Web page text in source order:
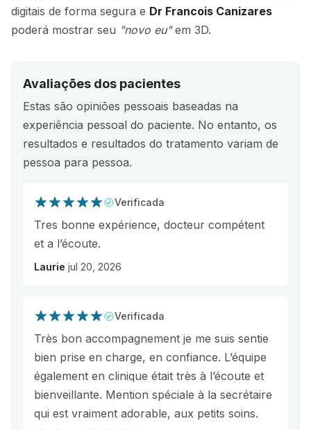
digitais de forma segura e Dr Francois Canizares
poderá mostrar seu "novo eu"em 3D.
Avaliações dos pacientes
Estas são opiniões pessoais baseadas na
experiência pessoal do paciente. No entanto, os
resultados e resultados do tratamento variam de
pessoa para pessoa.
Verificada
Tres bonne expérience, docteur compétent
et a l’écoute.
Laurie jul 20, 2026
Verificada
Très bon accompagnement je me suis sentie
bien prise en charge, en confiance. L’équipe
également en clinique était très à l’écoute et
bienveillante. Mention spéciale à la secrétaire
qui est vraiment adorable, aux petits soins.